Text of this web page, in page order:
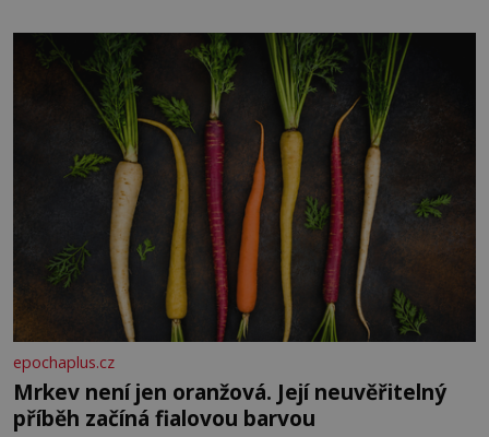
Je to opravdu tak, s věkem jako kdyby se paměť
rozhodla stávkovat. Cvičte
epochaplus.cz
Mrkev není jen oranžová. Její neuvěřitelný
příběh začíná fialovou barvou